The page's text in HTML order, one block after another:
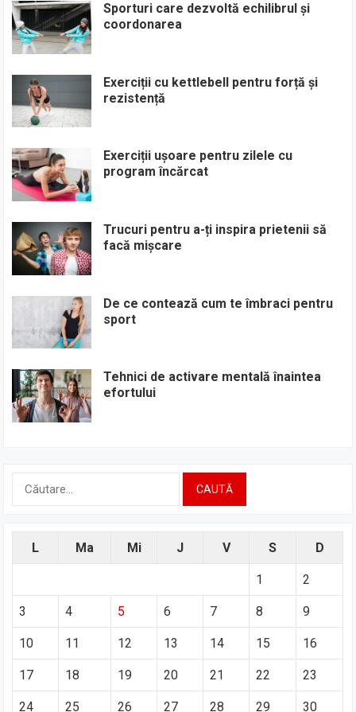
Sporturi care dezvoltă echilibrul și
coordonarea
Exerciții cu kettlebell pentru forță și
rezistență
Exerciții ușoare pentru zilele cu
program încărcat
Trucuri pentru a-ți inspira prietenii să
facă mișcare
De ce contează cum te îmbraci pentru
sport
Tehnici de activare mentală înaintea
efortului
Caută
L Ma Mi J V S D
1 2
3 4 5 6 7 8 9
10 11 12 13 14 15 16
17 18 19 20 21 22 23
24 25 26 27 28 29 30